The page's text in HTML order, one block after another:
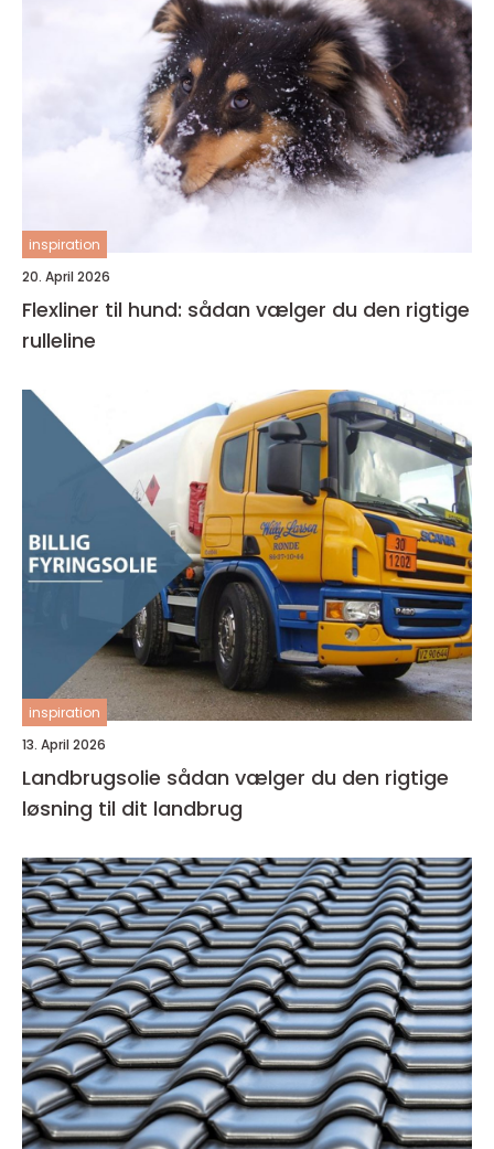
inspiration
20. April 2026
Flexliner til hund: sådan vælger du den rigtige
rulleline
inspiration
13. April 2026
Landbrugsolie sådan vælger du den rigtige
løsning til dit landbrug